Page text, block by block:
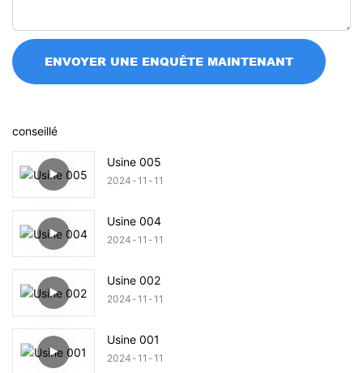
ENVOYER UNE ENQUÊTE MAINTENANT
conseillé
Usine 005
2024 11 11
Usine 004
2024 11 11
Usine 002
2024 11 11
Usine 001
2024 11 11